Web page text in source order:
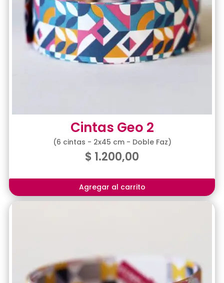
Cintas Geo 2
(6 cintas - 2x45 cm - Doble Faz)
$ 1.200,00
Agregar al carrito